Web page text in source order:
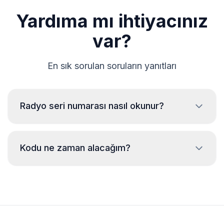
Yardıma mı ihtiyacınız
var?
En sık sorulan soruların yanıtları
Radyo seri numarası nasıl okunur?
sökülmesi ve kasanın üzerindeki etiketten kodun
okunması gereklidir. Genellikle seri numarası barkodun
BP700562953492
Kodu ne zaman alacağım?